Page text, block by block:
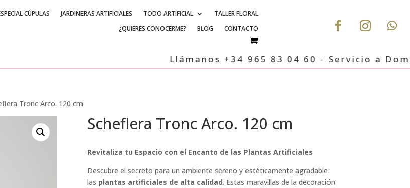
CÚPULAS JARDINERAS ARTIFICIALES TODO ARTIFICIAL
TALLER FLORAL
¿QUIERES CONOCERME?
BLOG CONTACTO
Llámanos +34 965 83 04 60 - Servicio a
Tronc Arco. 120 cm
Scheflera Tronc Arco. 120 cm
Revitaliza tu Espacio con el Encanto de las Plantas Artificiales
Descubre el secreto para un ambiente sereno y estéticamente agradable:
las plantas artificiales de alta calidad. Estas maravillas de la decoración